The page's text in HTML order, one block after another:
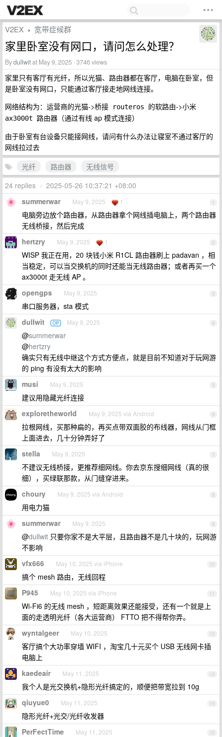
V2EX › 宽带症候群
家里卧室没有网口，请问怎么处理？
Bydullwitat May 9, 2025 · 3746 views
家里只有客厅有光纤，所以光猫、路由器都在客厅，电脑在卧室，但
是卧室没有网口，只能通过客厅接走地网线连接。
网络结构为： 运营商的光猫->桥接 routeros 的软路由->小米
ax3000t 路由器 （通过有线 ap 模式连接）
由于卧室有台设备只能接网线，请问有什么办法让寝室不通过客厅的
网线拉过去
光纤
路由器
无线信号
24 replies • 2025-05-26 10:37:21 +08:00
1
summerwar May 9, 2025 1
电脑旁边放个路由器，从路由器拿个网线插电脑上，两个路由器
无线桥接，然后完成
2
hertzry May 9, 2025 1
WISP 我正在用，20 块钱小米 R1CL 路由器刷上 padavan ，相
当稳定，可以当交换机的同时还能当无线路由器；或者再买一个
ax3000t 走无线 AP 。
3
opengps May 9, 2025
串口服务器，sta 模式
4
dullwit OP May 9, 2025
@summerwar
@hertzry
确实只有无线中继这个方式方便点，就是目前不知道对于玩网游
的 ping 有没有太大的影响
5
musi May 9, 2025
建议用隐藏光纤连接
6
exploretheworld May 9, 2025 via Android
拉根网线，买那种扁的，再买点带双面胶的布线器，网线从门框
上面进去，几十分钟弄好了
7
stella May 9, 2025
不建议无线桥接，更推荐细网线。你去京东搜细网线（真的很
细），买绿联那款，从门缝穿进来。
8
choury May 9, 2025 via Android
用电力猫
9
summerwar May 9, 2025
@dullwit 只要你家不是大平层，且路由器不是几十块的，玩网游
不影响
10
vfx666 May 10, 2025 via iPhone
搞个 mesh 路由，无线回程
11
P945 May 10, 2025 via iPhone
Wi-Fi6 的无线 mesh ，短距离效果还能接受，还有一个就是上
面的走透明光纤（各大运营商） FTTO 把不得帮你弄。
12
wyntalgeer May 10, 2025
客厅搞个大功率穿墙 WIFI ，淘宝几十元买个 USB 无线网卡插
电脑上
13
kaedeair May 11, 2025
我个人是光交换机+隐形光纤搞定的，顺便把带宽拉到 10g
14
qiuyue0 May 11, 2025
隐形光纤+光交/光纤收发器
15
PerFectTime May 11, 2025